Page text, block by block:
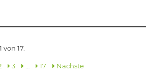
von 17.
3 17 Nächste